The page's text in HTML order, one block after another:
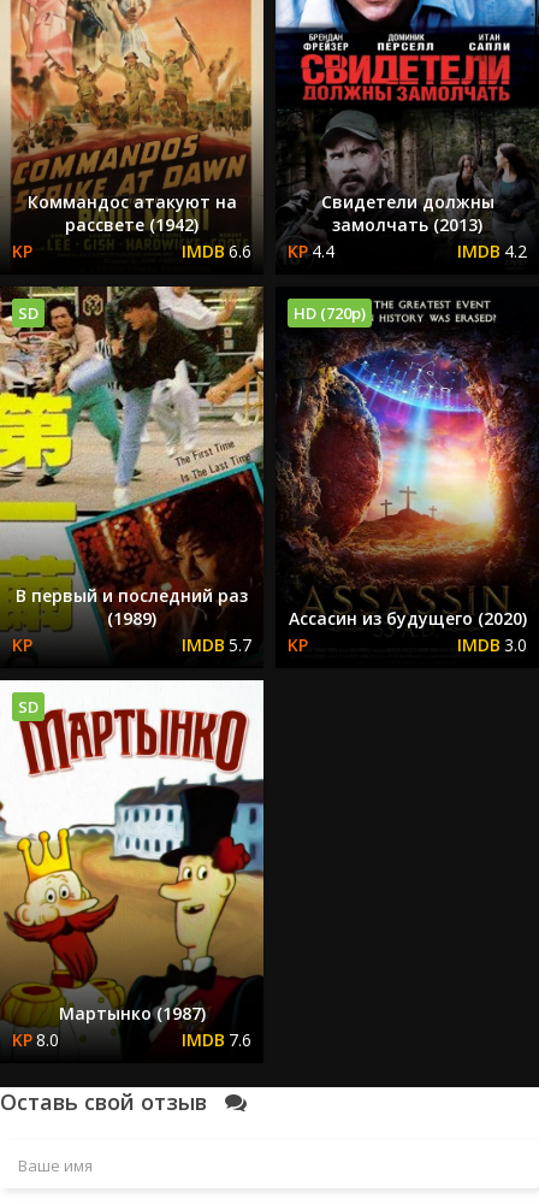
Коммандос атакуют на
рассвете (1942)
6.6
Свидетели должны
замолчать (2013)
4.4
4.2
SD
В первый и последний раз
(1989)
5.7
HD (720p)
Ассасин из будущего (2020)
3.0
SD
Мартынко (1987)
8.0
7.6
Оставь свой отзыв